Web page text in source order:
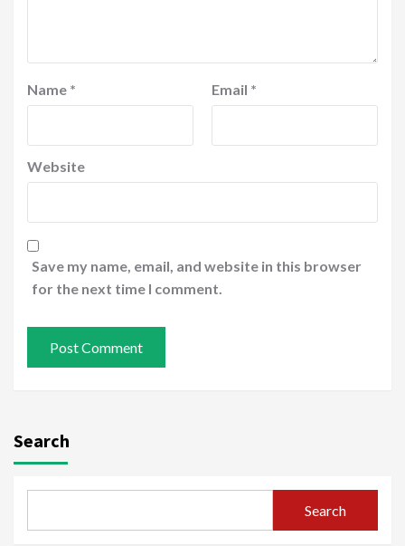
Name * Email *
Website
Save my name, email, and website in this browser
for the next time I comment.
Search
Search